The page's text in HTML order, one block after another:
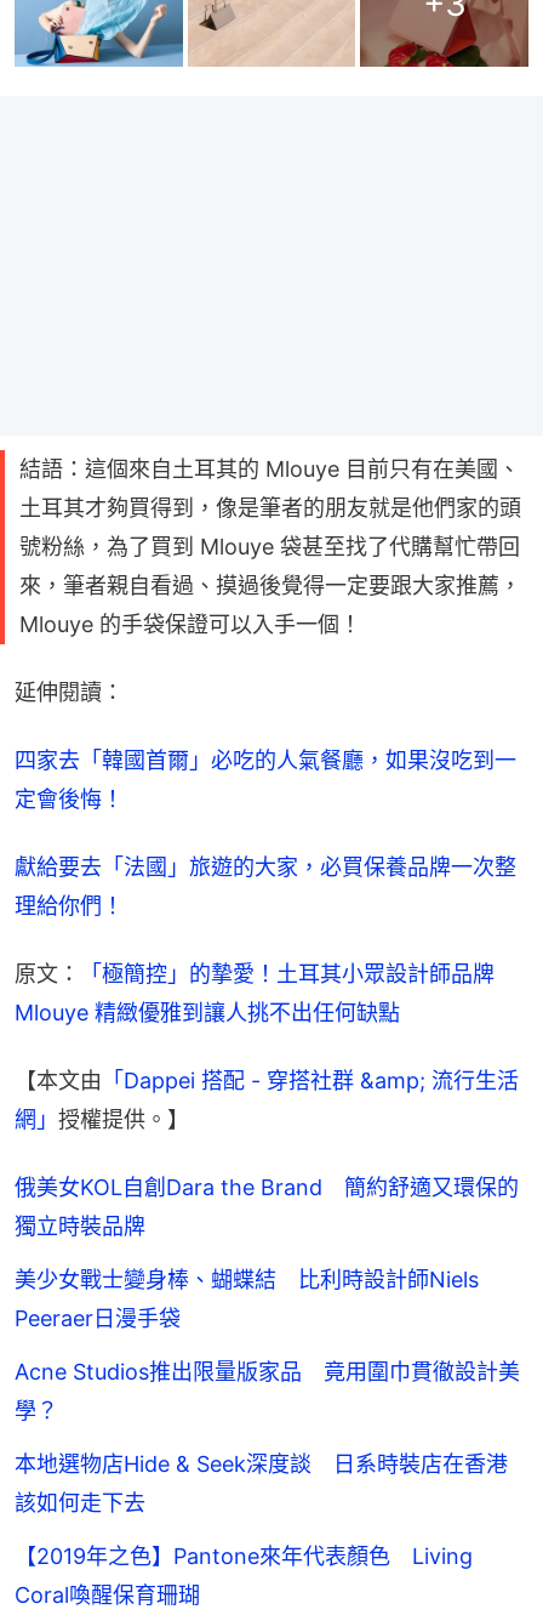
結語：這個來自土耳其的 Mlouye 目前只有在美國、
土耳其才夠買得到，像是筆者的朋友就是他們家的頭
號粉絲，為了買到 Mlouye 袋甚至找了代購幫忙帶回
來，筆者親自看過、摸過後覺得一定要跟大家推薦，
Mlouye 的手袋保證可以入手一個！
延伸閱讀：
四家去「韓國首爾」必吃的人氣餐廳，如果沒吃到一
定會後悔！
獻給要去「法國」旅遊的大家，必買保養品牌一次整
理給你們！
原文：
「極簡控」的摯愛！土耳其小眾設計師品牌
Mlouye 精緻優雅到讓人挑不出任何缺點
【本文由 「Dappei 搭配 - 穿搭社群 &amp; 流行生活
網」 授權提供。】
俄美女KOL自創Dara the Brand 簡約舒適又環保的
獨立時裝品牌
美少女戰士變身棒、蝴蝶結 比利時設計師Niels
Peeraer日漫手袋
Acne Studios推出限量版家品 竟用圍巾貫徹設計美
學？
本地選物店Hide & Seek深度談 日系時裝店在香港
該如何走下去
【2019年之色】Pantone來年代表顏色 Living
Coral喚醒保育珊瑚